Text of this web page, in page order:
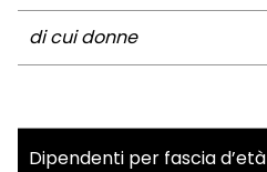
di cui donne
Dipendenti per fascia d’età